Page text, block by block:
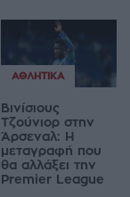
Βινίσιους
Τζούνιορ στην
Άρσεναλ: Η
μεταγραφή που
θα αλλάξει την